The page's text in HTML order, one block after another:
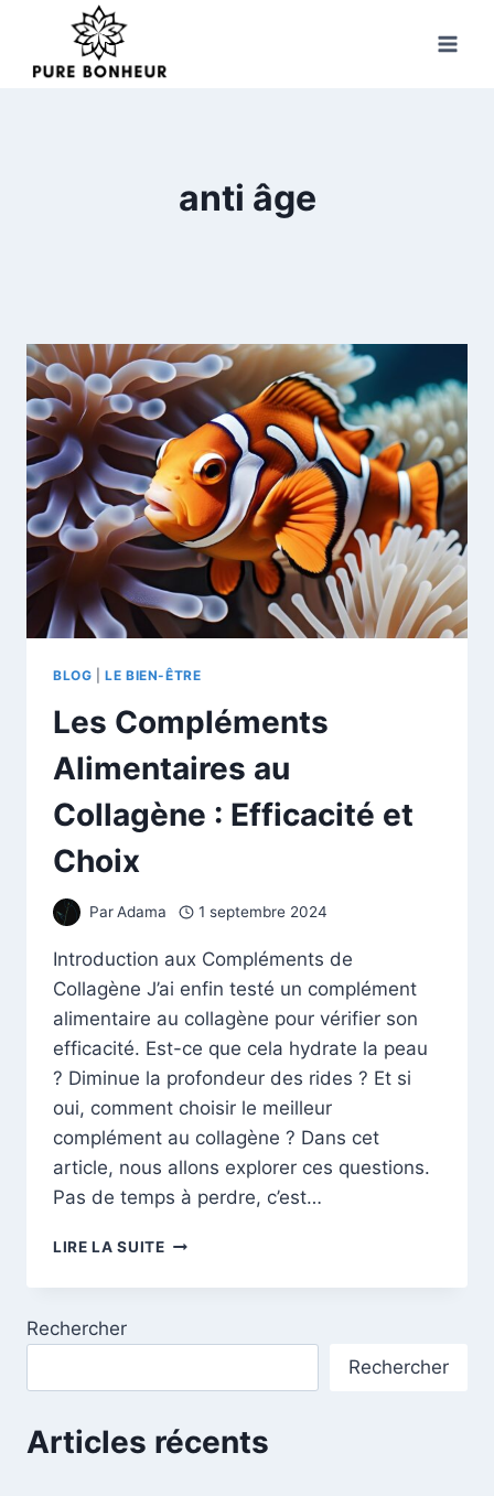
content
anti âge
BLOG |LE BIEN-ÊTRE
Les Compléments
Alimentaires au
Collagène : Efficacité et
Choix
ParAdama 1 septembre 2024
Introduction aux Compléments de
Collagène J’ai enfin testé un complément
alimentaire au collagène pour vérifier son
efficacité. Est-ce que cela hydrate la peau
? Diminue la profondeur des rides ? Et si
oui, comment choisir le meilleur
complément au collagène ? Dans cet
article, nous allons explorer ces questions.
Pas de temps à perdre, c’est…
LIRE LA SUITELES
ALIMENTAIRES
CHOIX
Rechercher
Rechercher
Articles récents